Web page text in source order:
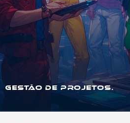
Gestão de Projetos.
Se você quer aprender a organizar